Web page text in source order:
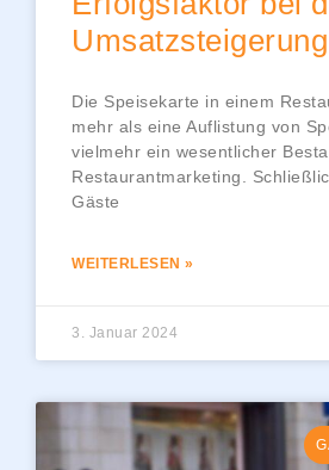
Umsatzsteigerung
Die Speisekarte in einem
mehr als eine Auflistung von
vielmehr ein wesentlicher
Restaurantmarketing.
Gäste
WEITERLESEN »
3. Januar 2024